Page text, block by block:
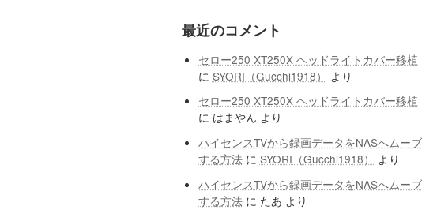
最近のコメント
セロー250 XT250X ヘッドライトカバー移植
に SYORI（Gucchi1918）
より
セロー250 XT250X ヘッドライトカバー移植
に はまやん より
ハイセンスTVから録画データをNASへムーブ
する方法に SYORI（Gucchi1918）
より
ハイセンスTVから録画データをNASへムーブ
する方法に たあ より